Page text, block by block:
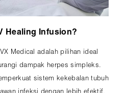
Healing Infusion?
Medical adalah pilihan ideal
dampak herpes simpleks.
sistem kekebalan tubuh